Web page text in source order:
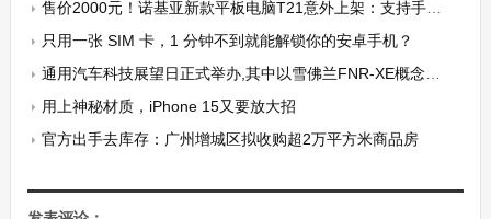
售价2000元！诺基亚新款平板电脑T21意外上架：支持手写笔
只用一张 SIM 卡，1 分钟不到就能解锁你的安卓手机？
通用汽车科技展望日正式举办,其中以雪佛兰FNR-XE概念车全球首发为主
用上神秘材质，iPhone 15又要放大招
官方出手去库存：广州增城区拟收购超2万平方米商品房